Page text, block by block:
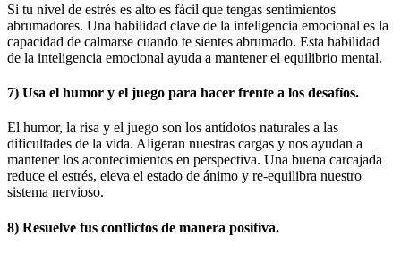
Si tu nivel de estrés es alto es fácil que tengas sentimientos
abrumadores. Una habilidad clave de la inteligencia emocional es la
capacidad de calmarse cuando te sientes abrumado. Esta habilidad
de la inteligencia emocional ayuda a mantener el equilibrio mental.
7) Usa el humor y el juego para hacer frente a los desafíos.
El humor, la risa y el juego son los antídotos naturales a las
dificultades de la vida. Aligeran nuestras cargas y nos ayudan a
mantener los acontecimientos en perspectiva. Una buena carcajada
reduce el estrés, eleva el estado de ánimo y re-equilibra nuestro
sistema nervioso.
8) Resuelve tus conflictos de manera positiva.